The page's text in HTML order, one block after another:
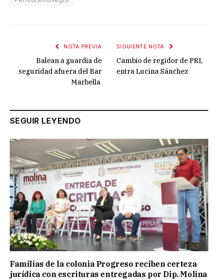
NOTA PREVIA
Balean a guardia de
seguridad afuera del Bar
Marbella
SIGUIENTE NOTA
Cambio de regidor de PRI,
entra Lucina Sánchez
SEGUIR LEYENDO
Familias de la colonia Progreso reciben certeza
jurídica con escrituras entregadas por Dip. Molina